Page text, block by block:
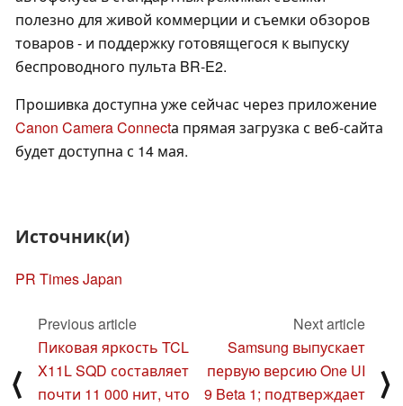
полезно для живой коммерции и съемки обзоров
товаров - и поддержку готовящегося к выпуску
беспроводного пульта BR-E2.
Прошивка доступна уже сейчас через приложение
Canon Camera Connectа прямая загрузка с веб-сайта
будет доступна с 14 мая.
Источник(и)
PR Times Japan
⟨
Previous article
Пиковая яркость TCL
X11L SQD составляет
почти 11 000 нит, что
Next article
Samsung выпускает
первую версию One UI
9 Beta 1; подтверждает
⟩